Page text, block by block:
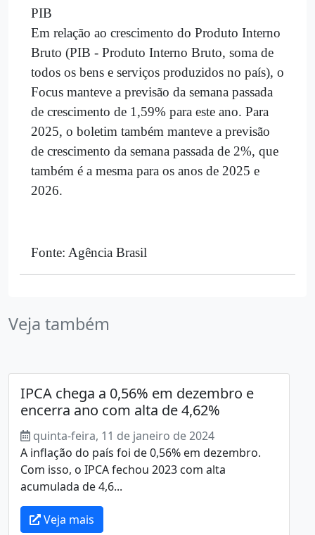
PIB
Em relação ao crescimento do Produto Interno
Bruto (PIB - Produto Interno Bruto, soma de
todos os bens e serviços produzidos no país), o
Focus manteve a previsão da semana passada
de crescimento de 1,59% para este ano. Para
2025, o boletim também manteve a previsão
de crescimento da semana passada de 2%, que
também é a mesma para os anos de 2025 e
2026.
Fonte: Agência Brasil
Veja também
IPCA chega a 0,56% em dezembro e
encerra ano com alta de 4,62%
quinta-feira, 11 de janeiro de 2024
A inflação do país foi de 0,56% em dezembro.
Com isso, o IPCA fechou 2023 com alta
acumulada de 4,6...
Veja mais